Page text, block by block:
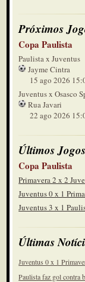
Próximos
Copa Paulista
Paulista x Juventus
Jayme Cintra
15 ago 2026
Juventus x Osasco
Rua Javari
22 ago 2026
Últimos Jogos
Copa Paulista
Primavera 2 x 2
Juventus 0 x 1
Juventus 3 x 1
Últimas
Juventus 0 x 1
Paulista faz gol contra